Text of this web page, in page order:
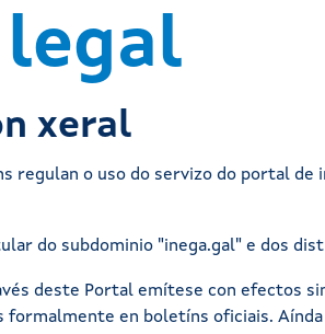
xeral
regulan o uso do servizo do portal
do subdominio "inega.gal" e dos
deste Portal emítese con efectos
formalmente en boletíns oficiais.